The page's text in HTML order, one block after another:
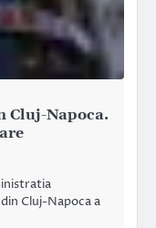
Cluj-Napoca.
Cluj-Napoca a